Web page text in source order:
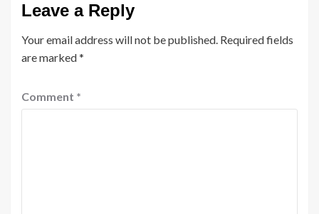
Leave a Reply
Your email address will not be published. Required fields
are marked*
Comment *